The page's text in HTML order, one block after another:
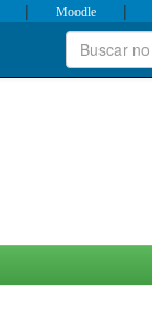
| Moodle |